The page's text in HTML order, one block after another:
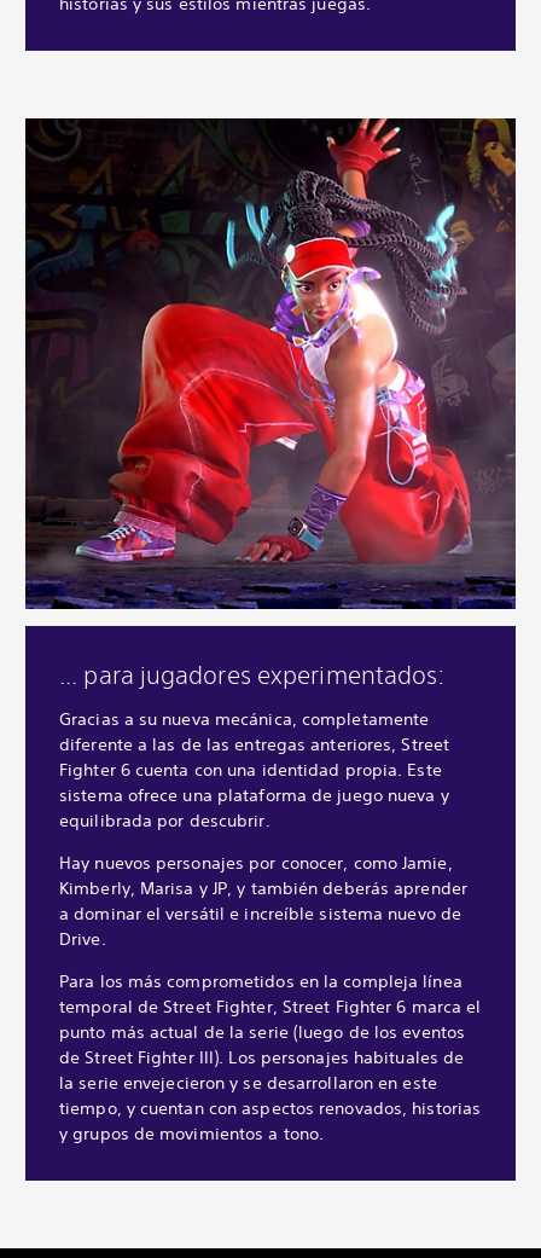
... para jugadores experimentados:
Gracias a su nueva mecánica, completamente
diferente a las de las entregas anteriores, Street
Fighter 6 cuenta con una identidad propia. Este
sistema ofrece una plataforma de juego nueva y
equilibrada por descubrir.
Hay nuevos personajes por conocer, como Jamie,
Kimberly, Marisa y JP, y también deberás aprender
a dominar el versátil e increíble sistema nuevo de
Drive.
Para los más comprometidos en la compleja línea
temporal de Street Fighter, Street Fighter 6 marca el
punto más actual de la serie (luego de los eventos
de Street Fighter III). Los personajes habituales de
la serie envejecieron y se desarrollaron en este
tiempo, y cuentan con aspectos renovados, historias
y grupos de movimientos a tono.